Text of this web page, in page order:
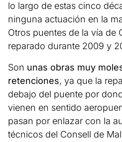
lo largo de estas cinco
ninguna actuación en la
Otros puentes de la vía de
reparado durante 2009 y
Son unas obras muy
retenciones, ya que la
debajo del puente por
vienen en sentido
pasan por enlazar con la
técnicos del Consell de